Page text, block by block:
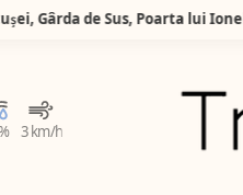
Silva logistic Services. Valea Ordâncușei, Gârda de Sus, Poarta lui Ionele, Corobana lui Gârda, Peșteră Scărișoara.
3 km/h